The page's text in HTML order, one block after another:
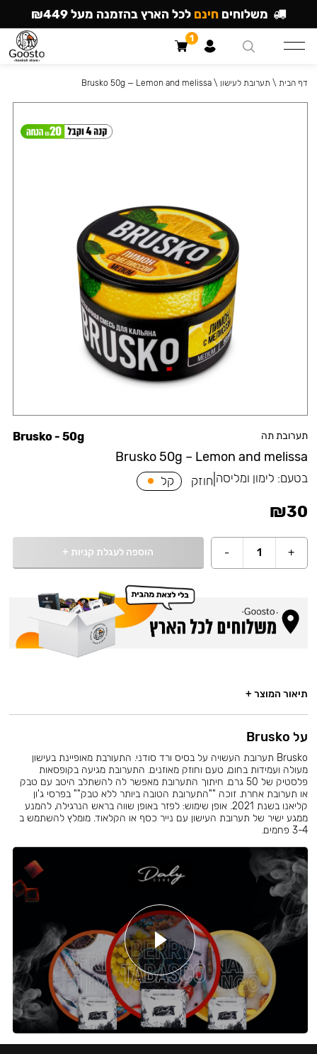
תערובת תה
Brusko 50g – Lemon and melissa
Brusko - 50g
בטעם: לימון ומליסה חוזק קל
₪30
+
1
- הוספה לעגלת קניות +
דף הבית \ תערובת לעישון \
Brusko 50g — Lemon and melissa
תיאור המוצר +
על Brusko
Brusko תערובת העשויה על בסיס ורד סודני. התעורבת מאופיינת בעישון
מעולה ועמידות בחום, טעם וחוזק מאוזנים. התערובת מגיעה בקופסאות
פלסטיק של 50 גרם. חיתוך התערובת מאפשר לה להשתלב היטב עם טבק
או תערובת אחרת. זוכה ""התערובת הטובה ביותר ללא טבק"" בפרסי ג'ון
קליאנו בשנת 2021. אופן שימוש: לפזר באופן שווה בראש הנרגילה, להמנע
ממגע ישיר של תערובת העישון עם נייר כסף או הקלאוד. מומלץ להשתמש ב
3-4 פחמים.
משלוחים חינם לכל הארץ בהזמנה מעל ₪449
1